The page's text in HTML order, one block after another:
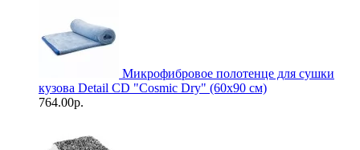
Микрофибровое полотенце для сушки
кузова Detail CD "Cosmic Dry" (60х90 см)
764.00р.